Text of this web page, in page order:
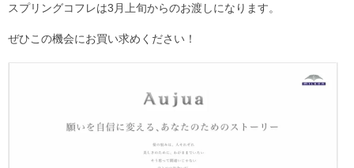
オンラインショップ
Opening&Access
スプリングコフレは3月上旬からのお渡しになります。
ぜひこの機会にお買い求めください！